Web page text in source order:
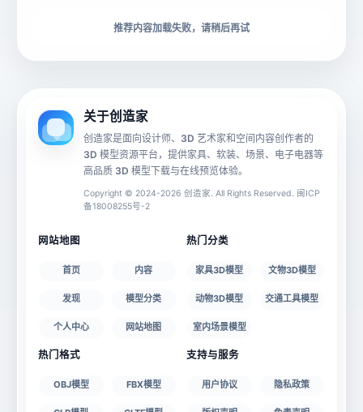
材质贴图
文件大小
推荐内容加载失败，请稍后再试
关于创造家
创造家是面向设计师、3D 艺术家和空间内容创作者的
3D 模型资源平台，提供家具、软装、场景、电子电器等
高品质 3D 模型下载与在线预览体验。
Copyright © 2024-2026 创造家. All Rights Reserved. 闽ICP
备18008255号-2
网站地图
首页 内容
发现 模型分类
个人中心 网站地图
热门分类
家具3D模型 文物3D模型
动物3D模型 交通工具模型
室内场景模型
热门格式
OBJ模型 FBX模型
支持与服务
用户协议 隐私政策